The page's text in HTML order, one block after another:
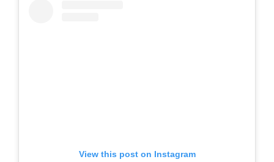
View this post on Instagram